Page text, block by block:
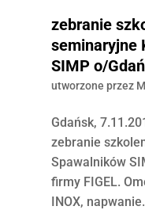
zebranie
seminaryjne
SIMP o/
utworzone przez
Gdańsk,
zebranie
Spawalników
firmy FIGEL.
INOX,